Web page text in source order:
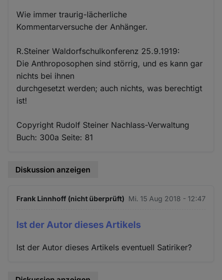
Wie immer traurig-lächerliche
Kommentarversuche der Anhänger.
R.Steiner Waldorfschulkonferenz 25.9.1919:
Die Anthroposophen sind störrig, und es kann gar
nichts bei ihnen
durchgesetzt werden; auch nichts, was berechtigt
ist!
Copyright Rudolf Steiner Nachlass-Verwaltung
Buch: 300a Seite: 81
Diskussion anzeigen
Frank Linnhoff (nicht überprüft) Mi. 15 Aug 2018 - 12:47
Ist der Autor dieses Artikels
Ist der Autor dieses Artikels eventuell Satiriker?